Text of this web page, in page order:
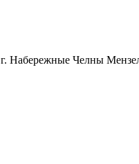
г. Набережные Челны